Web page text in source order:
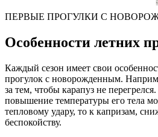
ПЕРВЫЕ ПРОГУЛКИ С
Особенности летних
Каждый сезон имеет свои
прогулок с новорожденным.
за тем, чтобы карапуз не
повышение температуры его тела
тепловому удару, то к капризам,
беспокойству.